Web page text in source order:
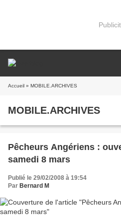
Accueil » MOBILE.ARCHIVES
MOBILE.ARCHIVES
Pêcheurs Angériens :
samedi 8 mars
Publié le 29/02/2008 à 19:54
Par Bernard M